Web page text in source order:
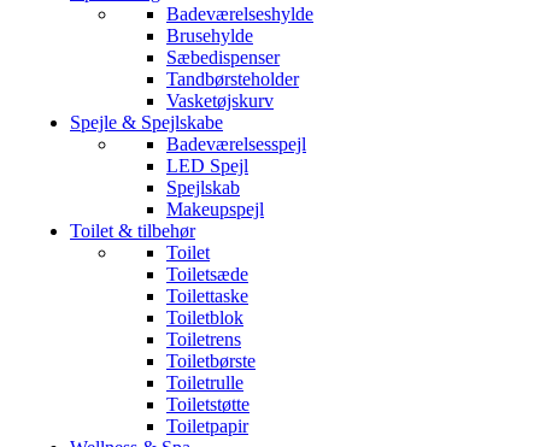
Badeværelseshylde
Brusehylde
Sæbedispenser
Tandbørsteholder
Vasketøjskurv
Spejle & Spejlskabe
Badeværelsesspejl
LED Spejl
Spejlskab
Makeupspejl
Toilet & tilbehør
Toilet
Toiletsæde
Toilettaske
Toiletblok
Toiletrens
Toiletbørste
Toiletrulle
Toiletstøtte
Toiletpapir